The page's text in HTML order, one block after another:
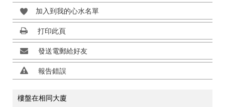
加入到我的心水名單
打印此頁
發送電郵給好友
報告錯誤
樓盤在相同大廈